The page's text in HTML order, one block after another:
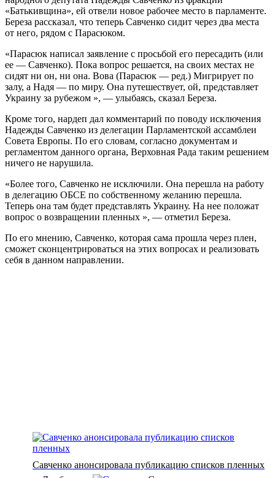
«Батькивщина», ей отвели новое рабочее место в парламенте.
Береза ​​рассказал, что теперь Савченко сидит через два места
от него, рядом с Парасюком.
«Парасюк написал заявление с просьбой его пересадить (или
ее — Савченко). Пока вопрос решается, на своих местах не
сидят ни он, ни она. Вова (Парасюк — ред.) Мигрирует по
залу, а Надя — по миру. Она путешествует, ой, представляет
Украину за рубежом », — улыбаясь, сказал Береза.
Кроме того, нардеп дал комментарий по поводу исключения
Надежды Савченко из делегации Парламентской ассамблеи
Совета Европы. По его словам, согласно документам и
регламентом данного органа, Верховная Рада таким решением
ничего не нарушила.
«Более того, Савченко не исключили. Она перешла на работу
в делегацию ОБСЕ по собственному желанию перешла.
Теперь она там будет представлять Украину. На нее положат
вопрос о возвращении пленных », — отметил Береза.
По его мнению, Савченко, которая сама прошла через плен,
сможет сконцентрироваться на этих вопросах и реализовать
себя в данном направлении.
Савченко анонсировала публикацию списков пленных